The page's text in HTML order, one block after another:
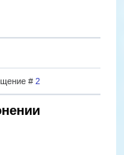
# 2